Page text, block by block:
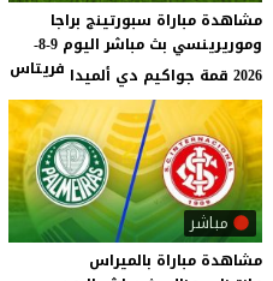
مشاهدة مباراة سبورتينج براجا
وموريرينسي بث مباشر اليوم 9-8-
2026 قمة جواكيم دي ألميدا
فريتاس
مباشر
مشاهدة مباراة بالميراس